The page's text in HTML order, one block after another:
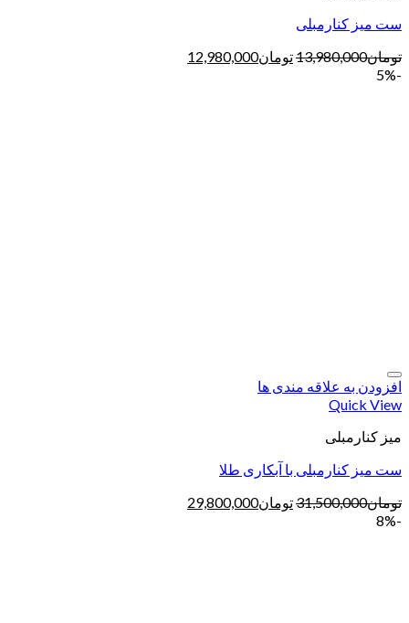
ست میز کنارمبلی
تومان13,980,000تومان12,980,000
-5%
افزودن به علاقه مندی ها
Quick View
میز کنارمبلی
ست میز کنارمبلی با آبکاری طلا
تومان31,500,000تومان29,800,000
-8%